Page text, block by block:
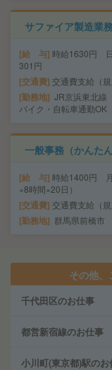
サファイア製造業
給 与 時給1630円
301円
交通費 交通費支給（規
勤務地 JR京浜東北
バイク・自転車通勤OK
一般事務（かんた
給 与 時給1400円
×8時間×20日）
交通費 交通費支給（規
勤務地 群馬県前橋市
その他
千代田区のお仕事
都営新宿線のお仕事
小川町(東京都)駅のお